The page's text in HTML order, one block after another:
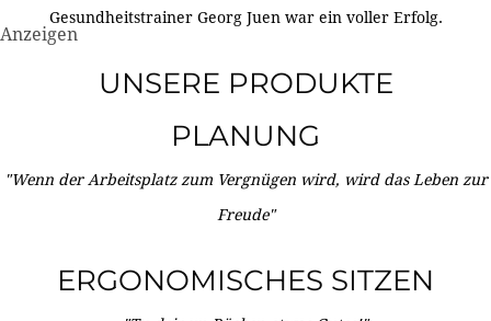
Gesundheitstrainer Georg Juen war ein voller Erfolg.
Anzeigen
UNSERE PRODUKTE
PLANUNG
"Wenn der Arbeitsplatz zum Vergnügen wird, wird das Leben zur
Freude"
ERGONOMISCHES SITZEN